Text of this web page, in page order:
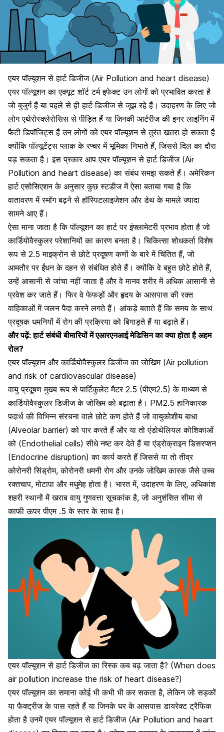
एयर पॉल्यूशन से हार्ट डिजीज (Air Pollution and heart disease)
एयर पॉल्यूशन का एक्यूट शॉर्ट टर्म इफेक्ट उन लोगों को प्रभावित करता है
जो बुजुर्ग हैं या पहले से हीहार्ट डिजीजसे जूझ रहे हैं। उदाहरण के लिए जो
लोग एथेरोस्क्लेरोसिस से पीड़ित हैं या जिनकी आर्टरीज की इनर लाइनिंग में
फैटी डिपॉजिट्स हैं उन लोगों को एयर पॉल्यूशन से तुरंत खतरा हो सकता है
क्योंकि पॉल्यूटेंट्स प्लाक के रप्चर में भूमिका निभाते हैं, जिससेदिल का दौरा
पड़ सकता है। इस प्रकार आप एयर पॉल्यूशन से हार्ट डिजीज (Air
Pollution and heart disease) का संबंध समझ सकते हैं। अमेरिकन
हार्ट एसोसिएशन के अनुसार कुछ स्टडीज में ऐसा बताया गया है कि
वातावरण में स्मॉग बढ़ने से हॉस्पिटलाइजेशन और डेथ के मामले ज्यादा
सामने आए हैं।
ऐसा माना जाता है कि पॉल्यूशन का हार्ट पर इंफ्लामेटरी प्रभाव होता है जो
कार्डियोवैस्कुलर परेशानियों का कारण बनता है। चिकित्सा शोधकर्ता विशेष
रूप से 2.5 माइक्रोन से छोटे प्रदूषण कणों के बारे में चिंतित हैं, जो
आमतौर पर ईंधन के दहन से संबंधित होते हैं। क्योंकि वे बहुत छोटे होते हैं,
उन्हें आसानी से जांचा नहीं जाता है और वे मानव शरीर में अधिक आसानी से
प्रवेश कर जाते हैं। फिर वे फेफड़ों और हृदय के आसपास की रक्त
वाहिकाओं में जलन पैदा करने लगते हैं। आंकड़े बताते हैं कि समय के साथ
प्रदूषक धमनियों में रोग की प्रक्रिया को बिगाड़ते हैं या बढ़ाते हैं।
और पढ़ें:हार्ट संबंधी बीमारियों में एआरएनआई मेडिसिन का क्या होता है अहम
रोल?
एयर पॉल्यूशन और कार्डियोवैस्कुलर डिजीज का जोखिम (Air pollution
and risk of cardiovascular disease)
वायु प्रदूषण मुख्य रूप से पार्टिकुलेट मैटर 2.5 (पीएम2.5) के माध्यम से
कार्डियोवैस्कुलर डिजीज के जोखिम को बढ़ाता है। PM2.5 हानिकारक
पदार्थ की विभिन्न संरचना वाले छोटे कण होते हैं जो वायुकोशीय बाधा
(Alveolar barrier) को पार करते हैं और या तो एंडोथेलियल कोशिकाओं
को (Endothelial cells) सीधे नष्ट कर देते हैं या एंड्रोक्राइन डिसरप्शन
(Endocrine disruption) का कार्य करते हैं जिससे या तो तीव्र
कोरोनरी सिंड्रोम,कोरोनरी धमनी रोग और उनके जोखिम कारक जैसेउच्च
रक्तचाप,मोटापा और मधुमेह होता है। भारत में, उदाहरण के लिए, अधिकांश
शहरी स्थानों में खराब वायु गुणवत्ता सूचकांक है, जो अनुशंसित सीमा से
काफी ऊपर पीएम .5 के स्तर के साथ है।
एयर पॉल्यूशन से हार्ट डिजीज का रिस्क कब बढ़ जाता है? (When does
air pollution increase the risk of heart disease?)
एयर पॉल्यूशन का समाना कोई भी कभी भी कर सकता है, लेकिन जो सड़कों
या फैक्ट्रीज के पास रहते हैं या जिनके घर के आसपास डायरेक्ट ट्रैफिक
होता है उनमें एयर पॉल्यूशन से हार्ट डिजीज (Air Pollution and heart